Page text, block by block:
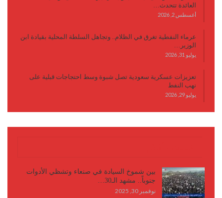
العائدة تتحدث…
أغسطس 2, 2026
عرماء النفطية تغرق في الظلام.. وتجاهل السلطة المحلية بقيادة ابن
الوزير…
يوليو 31, 2026
تعزيزات عسكرية سعودية تصل شبوة وسط احتجاجات قبلية على
نهب النفط
يوليو 29, 2026
بين شموخ السيادة في صنعاء وتشظي الأدوات
جنوباً.. مشهد الـ30…
نوفمبر 30, 2025